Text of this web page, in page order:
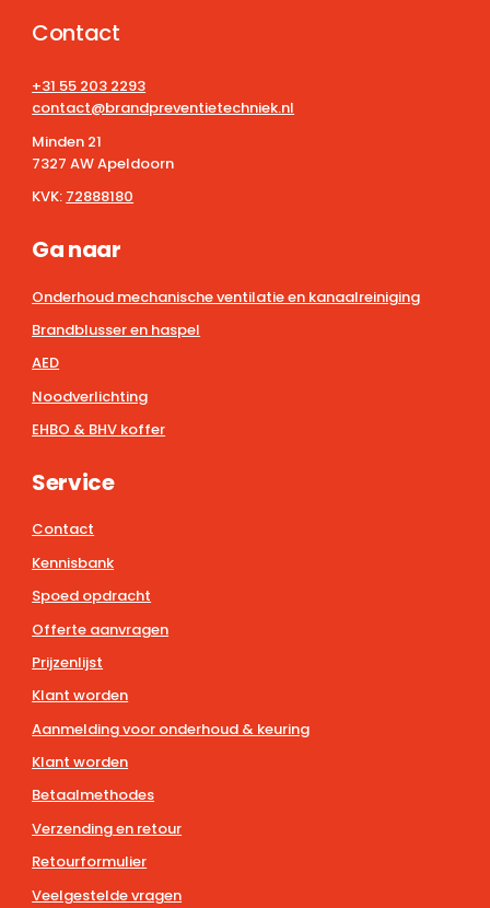
Contact
+31 55 203 2293
contact@brandpreventietechniek.nl
Minden 21
7327 AW Apeldoorn
KVK: 72888180
Ga naar
Onderhoud mechanische ventilatie en kanaalreiniging
Brandblusser en haspel
AED
Noodverlichting
EHBO & BHV koffer
Service
Contact
Kennisbank
Spoed opdracht
Offerte aanvragen
Prijzenlijst
Klant worden
Aanmelding voor onderhoud & keuring
Klant worden
Betaalmethodes
Verzending en retour
Retourformulier
Veelgestelde vragen